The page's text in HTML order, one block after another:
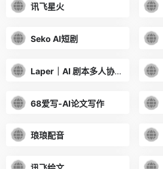
讯飞星火
Seko AI短剧
Laper｜AI 剧本多人协作平台
68爱写-AI论文写作
琅琅配音